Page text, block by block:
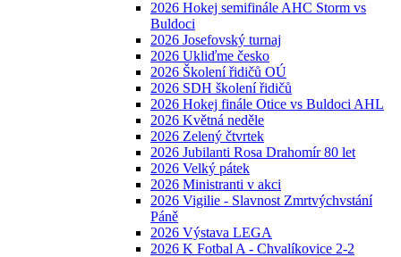
2026 Hokej semifinále AHC Storm vs
Buldoci
2026 Josefovský turnaj
2026 Ukliďme česko
2026 Školení řidičů OÚ
2026 SDH školení řidičů
2026 Hokej finále Otice vs Buldoci AHL
2026 Květná neděle
2026 Zelený čtvrtek
2026 Jubilanti Rosa Drahomír 80 let
2026 Velký pátek
2026 Ministranti v akci
2026 Vigilie - Slavnost Zmrtvýchvstání
Páně
2026 Výstava LEGA
2026 K Fotbal A - Chvalíkovice 2-2